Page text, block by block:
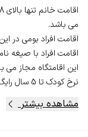
اقامت افراد با صیغه
نرخ کودک تا 5 سال رایگان و...
مشاهده بیشتر